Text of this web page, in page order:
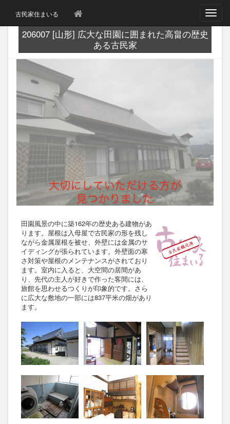
古民家住まいる
T
e
o
206007 [山形] 広大な田園に囲まれた高畠の歴史
ある古民家
田園風景の中に築162年の歴史ある建物があ
ります。屋根は入母屋で古民家の形を残し
ながら金属屋根を被せ、外壁には金属のサ
イディングが張られています。外壁面の寒
さ対策や屋根のメンテナンスがされており
ます。室内に入ると、大空間の居間があ
り、先代の主人が好きで作った客間には、
旅館を思わせるつくりが印象的です。さら
に広大な敷地の一部には837平米の畑があり
ます。